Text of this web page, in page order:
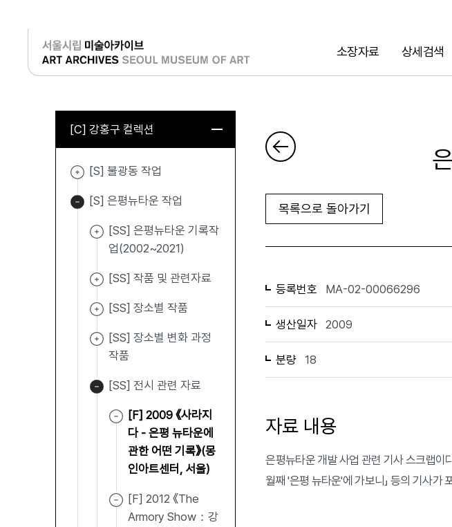
소장자료 상세검색
로그인
[C] 강홍구 컬렉션
[S] 불광동 작업
[S] 은평뉴타운 작업
[SS] 은평뉴타운 기록작
업(2002~2021)
[SS] 작품 및 관련자료
[SS] 장소별 작품
[SS] 장소별 변화 과정
작품
[SS] 전시 관련 자료
[F] 2009 《사라지
다 - 은평 뉴타운에
관한 어떤 기록》(몽
인아트센터, 서울)
[F] 2012 《The
Armory Show：강
목록으로 돌아가기
등록번호 MA-02-00066296
생산일자 2009
분량 18
자료 내용
은평뉴타운 개발 사업 관련 기사 스크랩이
월째 '은평 뉴타운'에 가보니」 등의 기사가